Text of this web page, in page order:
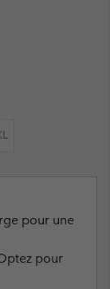
pour une
pour